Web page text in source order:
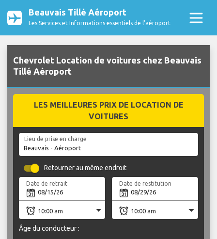
Beauvais Tillé Aéroport
Les Services et Informations essentiels de l’aéroport
Chevrolet Location de voitures chez Beauvais
Tillé Aéroport
LES MEILLEURES PRIX DE LOCATION DE
VOITURES
Lieu de prise en charge
Retourner au même endroit
Date de retrait Date de restitution
Âge du conducteur :